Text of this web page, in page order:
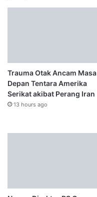
Trauma Otak Ancam Masa
Depan Tentara Amerika
Serikat akibat Perang Iran
13 hours ago